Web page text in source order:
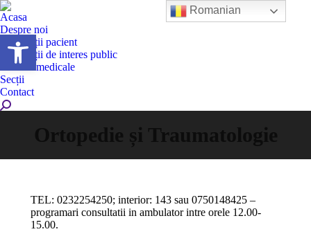
Deschide bara de unelte
Acasa
Despre noi
Informații pacient
Informații de interes public
Servicii medicale
Secții
Contact
Search:
TEL: 0232254250; interior: 143 sau 0750148425 –
programari consultatii in ambulator intre orele 12.00-
15.00.
Romanian